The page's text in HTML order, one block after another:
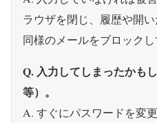
ラウザを閉じ、履歴や開
同様のメールをブロックし
Q. 入力してしまったかも
等）。
A. すぐにパスワードを変